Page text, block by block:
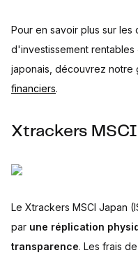
Pour en savoir plus sur les
d'investissement
japonais, découvrez notre
financiers.
Xtrackers MSCI
Le Xtrackers MSCI Japan
par une réplication
transparence. Les frais